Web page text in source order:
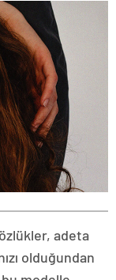
adeta
olduğundan